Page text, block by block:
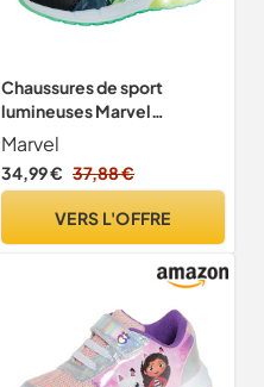
Chaussures de sport
lumineuses Marvel
Incroyable Hulk pour
garçons, Avengers,
chaussures de skate, vert,
Marvel
34,99 € 37,88 €
VERS L'OFFRE